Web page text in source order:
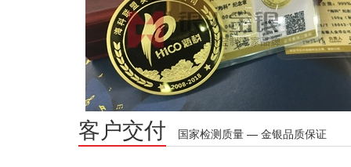
客户交付 国家检测质量 — 金银品质保证